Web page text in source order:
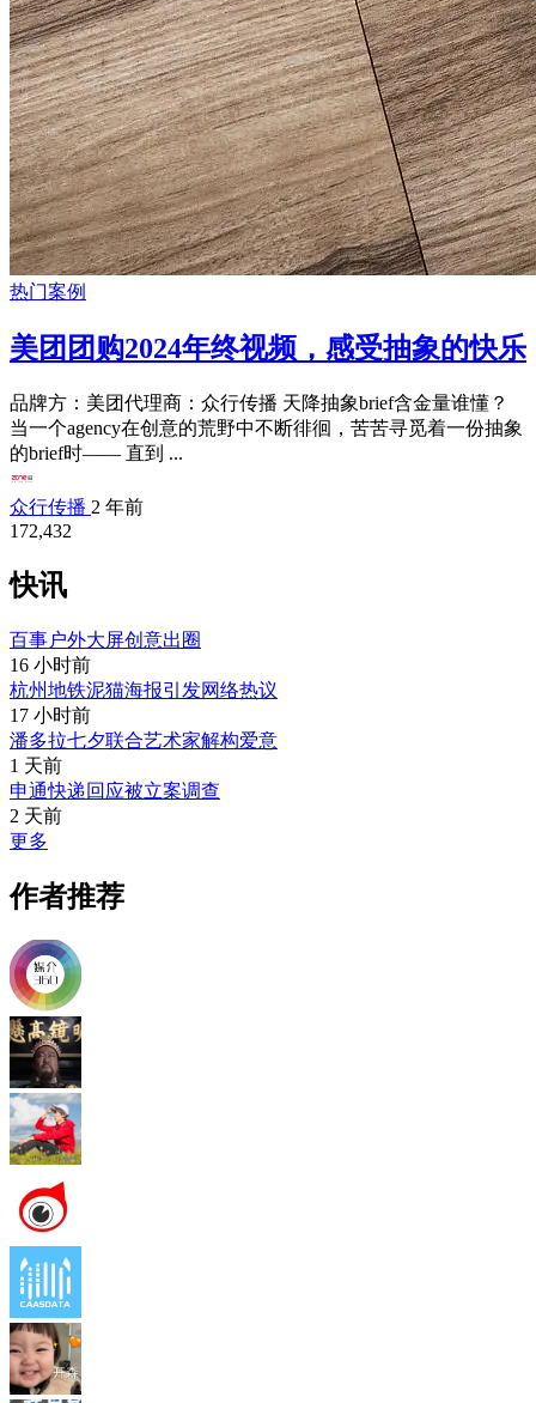
热门案例
美团团购2024年终视频，感受抽象的快乐
品牌方：美团代理商：众行传播 天降抽象brief含金量谁懂？
当一个agency在创意的荒野中不断徘徊，苦苦寻觅着一份抽象
的brief时—— 直到 ...
众行传播 2 年前
172,432
快讯
百事户外大屏创意出圈
16 小时前
杭州地铁泥猫海报引发网络热议
17 小时前
潘多拉七夕联合艺术家解构爱意
1 天前
申通快递回应被立案调查
2 天前
更多
作者推荐